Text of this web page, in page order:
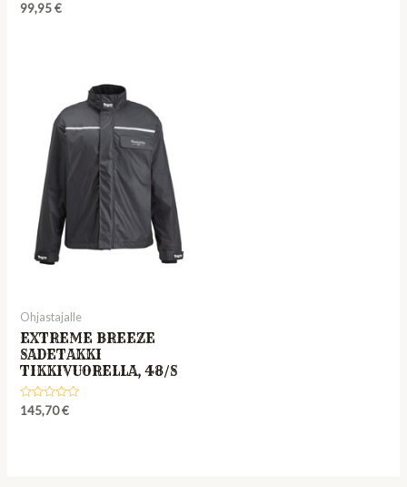
Rated
0
99,95€
Ohjastajalle
EXTREME BREEZE
SADETAKKI
TIKKIVUORELLA, 48/S
Rated
145,70€